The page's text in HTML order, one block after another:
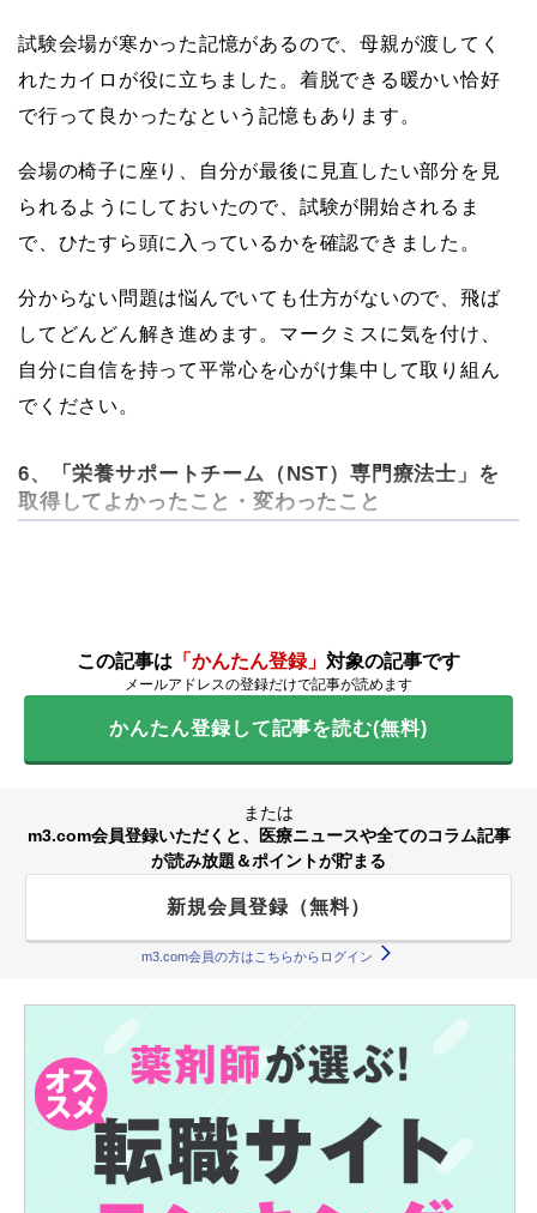
試験会場が寒かった記憶があるので、母親が渡してく
れたカイロが役に立ちました。着脱できる暖かい恰好
で行って良かったなという記憶もあります。
会場の椅子に座り、自分が最後に見直したい部分を見
られるようにしておいたので、試験が開始されるま
で、ひたすら頭に入っているかを確認できました。
分からない問題は悩んでいても仕方がないので、飛ば
してどんどん解き進めます。マークミスに気を付け、
自分に自信を持って平常心を心がけ集中して取り組ん
でください。
6、「栄養サポートチーム（NST）専門療法士」を
取得してよかったこと・変わったこと
この記事は 「かんたん登録」 対象の記事です
メールアドレスの登録だけで記事が読めます
かんたん登録して記事を読む(無料)
または
m3.com会員登録いただくと、医療ニュースや全てのコラム記事
が読み放題＆ポイントが貯まる
新規会員登録（無料）
m3.com会員の方はこちらからログイン